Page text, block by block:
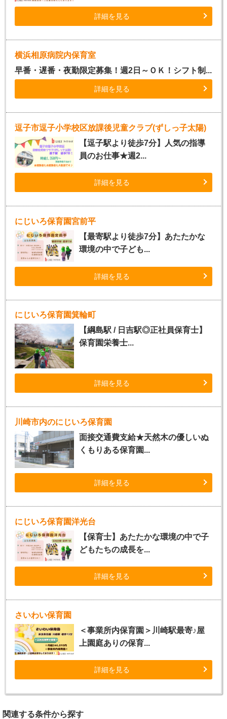
詳細を見る
横浜相原病院内保育室
早番・遅番・夜勤限定募集！週2日～ＯＫ！シフト制...
詳細を見る
逗子市逗子小学校区放課後児童クラブ(ずしっ子太陽)
【逗子駅より徒歩7分】人気の指導
員のお仕事★週2...
詳細を見る
にじいろ保育園宮前平
【最寄駅より徒歩7分】あたたかな
環境の中で子ども...
詳細を見る
にじいろ保育園箕輪町
【綱島駅 / 日吉駅◎正社員保育士】
保育園栄養士...
詳細を見る
川崎市内のにじいろ保育園
面接交通費支給★天然木の優しいぬ
くもりある保育園...
詳細を見る
にじいろ保育園洋光台
【保育士】あたたかな環境の中で子
どもたちの成長を...
詳細を見る
さいわい保育園
＜事業所内保育園＞川崎駅最寄♪屋
上園庭ありの保育...
詳細を見る
関連する条件から探す